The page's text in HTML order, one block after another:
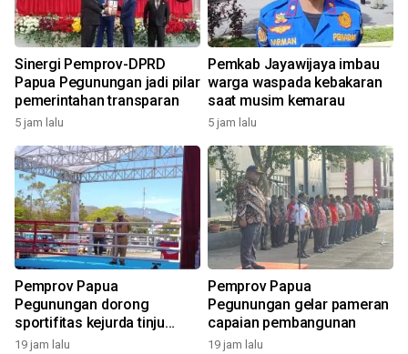
Sinergi Pemprov-DPRD
Papua Pegunungan jadi pilar
pemerintahan transparan
5 jam lalu
Pemkab Jayawijaya imbau
warga waspada kebakaran
saat musim kemarau
5 jam lalu
Pemprov Papua
Pegunungan dorong
sportifitas kejurda tinju
amatir 2026
19 jam lalu
Pemprov Papua
Pegunungan gelar pameran
capaian pembangunan
19 jam lalu